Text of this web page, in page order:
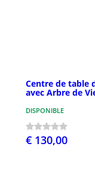
Centre de table
avec Arbre de
DISPONIBLE
€ 130,00